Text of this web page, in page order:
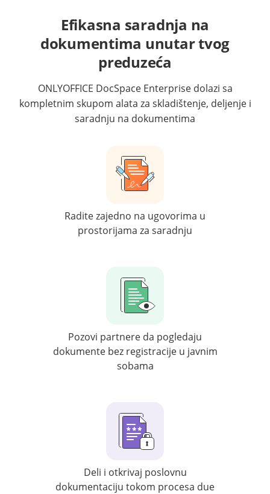
Efikasna saradnja na
dokumentima unutar tvog
preduzeća
ONLYOFFICE DocSpace Enterprise dolazi sa
kompletnim skupom alata za skladištenje, deljenje i
saradnju na dokumentima
Radite zajedno na ugovorima u
prostorijama za saradnju
Pozovi partnere da pogledaju
dokumente bez registracije u javnim
sobama
Deli i otkrivaj poslovnu
dokumentaciju tokom procesa due